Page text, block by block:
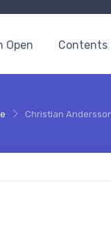
Open Contents
Christian